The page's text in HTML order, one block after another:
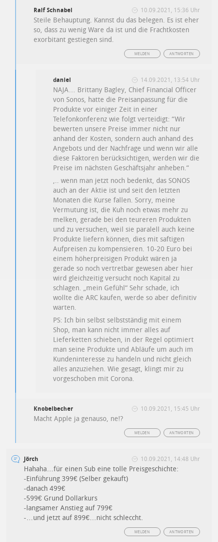
Ralf Schnabel 10.09.2021, 15:36 Uhr
Steile Behauptung. Kannst du das belegen. Es ist eher
so, dass zu wenig Ware da ist und die Frachtkosten
exorbitant gestiegen sind.
ANTWORTEN
MELDEN
daniel 14.09.2021, 13:54 Uhr
NAJA… Brittany Bagley, Chief Financial Officer
von Sonos, hatte die Preisanpassung für die
Produkte vor einiger Zeit in einer
Telefonkonferenz wie folgt verteidigt: “Wir
bewerten unsere Preise immer nicht nur
anhand der Kosten, sondern auch anhand des
Angebots und der Nachfrage und wenn wir alle
diese Faktoren berücksichtigen, werden wir die
Preise im nächsten Geschäftsjahr anheben.“
,.. wenn man jetzt noch bedenkt, das SONOS
auch an der Aktie ist und seit den letzten
Monaten die Kurse fallen. Sorry, meine
Vermutung ist, die Kuh noch etwas mehr zu
melken, gerade bei den teureren Produkten
und zu versuchen, weil sie paralell auch keine
Produkte liefern können, dies mit saftigen
Aufpreisen zu kompensieren. 10-20 Euro bei
einem höherpreisigen Produkt wären ja
gerade so noch vertretbar gewesen aber hier
wird gleichzeitig versucht noch Kapital zu
schlagen. „mein Gefühl“ Sehr schade, ich
wollte die ARC kaufen, werde so aber definitiv
warten.
PS: Ich bin selbst selbstständig mit einem
Shop, man kann nicht immer alles auf
Lieferketten schieben, in der Regel optimiert
man seine Produkte und Abläufe um auch im
Kundeninteresse zu handeln und nicht gleich
alles anzuziehen. Wie gesagt, klingt mir zu
vorgeschoben mit Corona.
Knobelbecher 10.09.2021, 15:45 Uhr
Macht Apple ja genauso, ne!?
ANTWORTEN
MELDEN
Jörch 10.09.2021, 14:48 Uhr
Hahaha…für einen Sub eine tolle Preisgeschichte:
-Einführung 399€ (Selber gekauft)
-danach 499€
-599€ Grund Dollarkurs
-langsamer Anstieg auf 799€
-…und jetzt auf 899€…nicht schleccht.
ANTWORTEN
MELDEN